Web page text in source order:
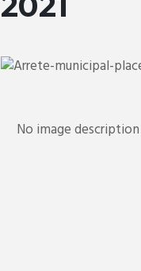
No image description